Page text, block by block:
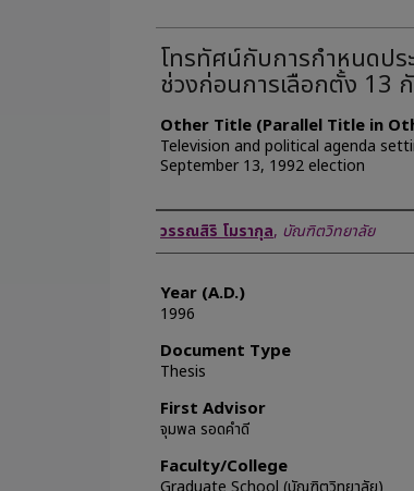
โทรทัศน์กับการกำหนดปร
ช่วงก่อนการเลือกตั้ง 13
Other Title (Parallel Title in
Television and political agenda
September 13, 1992 election
Author
วรรณสิริ โมรากุล, บัณฑิตวิทยาลัย
Year (A.D.)
1996
Document Type
Thesis
First Advisor
จุมพล รอดคำดี
Faculty/College